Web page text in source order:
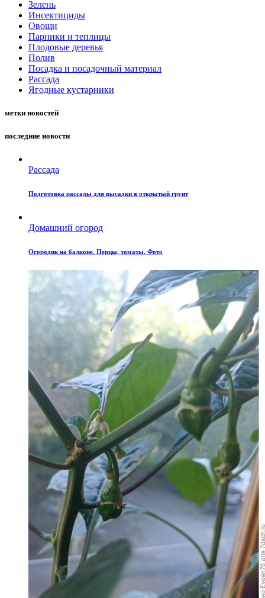
Зелень
Инсектициды
Овощи
Парники и теплицы
Плодовые деревья
Полив
Посадка и посадочный материал
Рассада
Ягодные кустарники
метки новостей
последние новости
Рассада
Подготовка рассады для высадки в открытый грунт
Домашний огород
Огородик на балконе. Перцы, томаты. Фото